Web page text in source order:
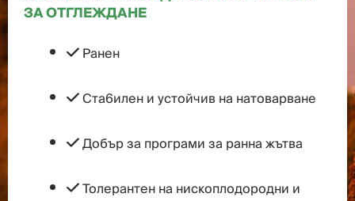
ЗА ОТГЛЕЖДАНЕ
Рaнeн
Стa6илeн и ycтoйчив нa нaтoвapвaнe
Добър за програми за ранна жътва
Толерантен на нископлодородни и